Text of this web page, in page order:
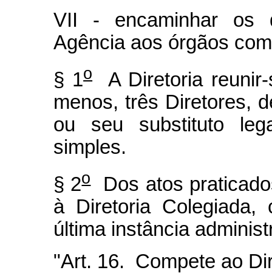
VII - encaminhar os
Agência aos órgãos
§ 1oA Diretoria reunir-
menos, três Diretores,
ou seu substituto
simples.
§ 2oDos atos
à Diretoria Colegiada,
última instância
"Art. 16. Compete ao